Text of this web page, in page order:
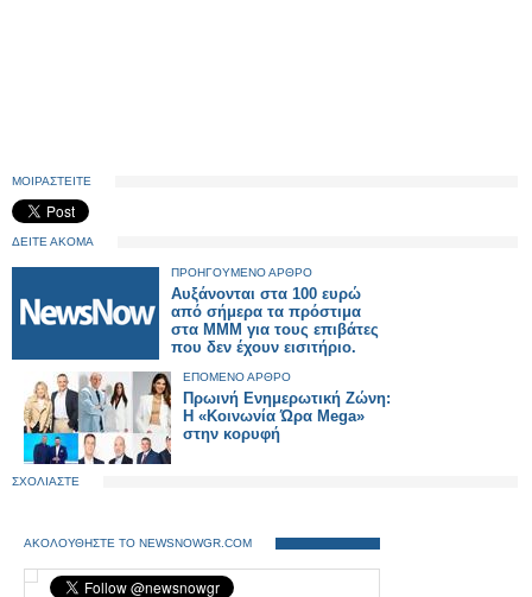
ΜΟΙΡΑΣΤΕΙΤΕ
ΔΕΙΤΕ ΑΚΟΜΑ
ΠΡΟΗΓΟΥΜΕΝΟ ΑΡΘΡΟ
Αυξάνονται στα 100 ευρώ
από σήμερα τα πρόστιμα
στα ΜΜΜ για τους επιβάτες
που δεν έχουν εισιτήριο.
ΕΠΟΜΕΝΟ ΑΡΘΡΟ
Πρωινή Ενημερωτική Ζώνη:
Η «Κοινωνία Ώρα Mega»
στην κορυφή
ΣΧΟΛΙΑΣΤΕ
ΑΚΟΛΟΥΘΗΣΤΕ ΤΟ NEWSNOWGR.COM